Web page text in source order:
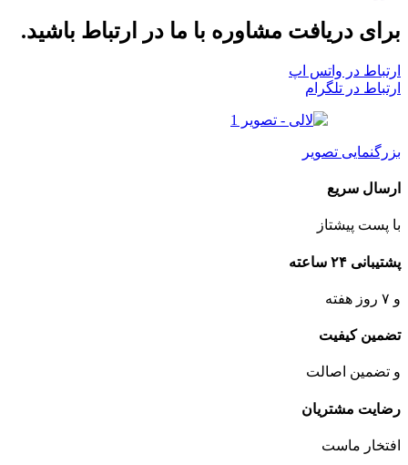
برای دریافت مشاوره با ما در ارتباط باشید.
ارتباط در واتس اپ
ارتباط در تلگرام
بزرگنمایی تصویر
ارسال سریع
با پست پیشتاز
پشتیبانی ۲۴ ساعته
و ۷ روز هفته
تضمین کیفیت
و تضمین اصالت
رضایت مشتریان
افتخار ماست